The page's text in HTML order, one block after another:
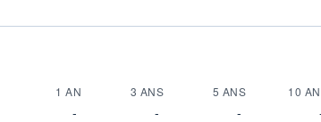
1 AN 3 ANS 5 ANS
10
- - -